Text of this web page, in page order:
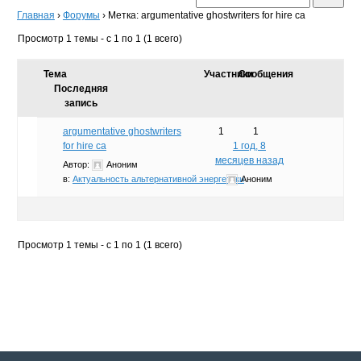
Главная › Форумы › Метка: argumentative ghostwriters for hire ca
Просмотр 1 темы - с 1 по 1 (1 всего)
Тема УчастникиСообщения
Последняя
запись
argumentative ghostwriters
for hire ca
Автор:
Аноним
в: Актуальность альтернативной энергетики
1
1
1 год, 8
месяцев назад
Аноним
Просмотр 1 темы - с 1 по 1 (1 всего)